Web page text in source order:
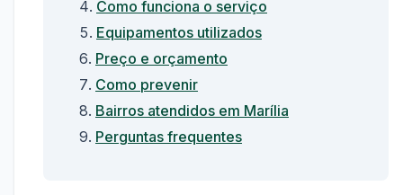
Como funciona o serviço
Equipamentos utilizados
Preço e orçamento
Como prevenir
Bairros atendidos em Marília
Perguntas frequentes